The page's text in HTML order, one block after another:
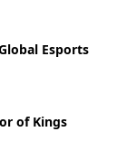
Esports
of Kings